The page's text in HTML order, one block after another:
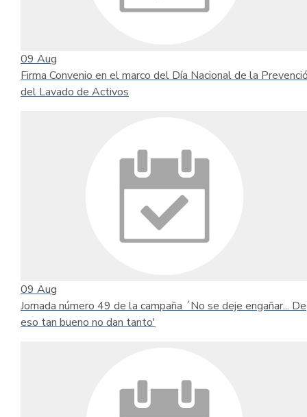
09 Aug
Firma Convenio en el marco del Día Nacional de la
del Lavado de Activos
09 Aug
Jornada número 49 de la campaña ´No se deje engañar... De
eso tan bueno no dan tanto'